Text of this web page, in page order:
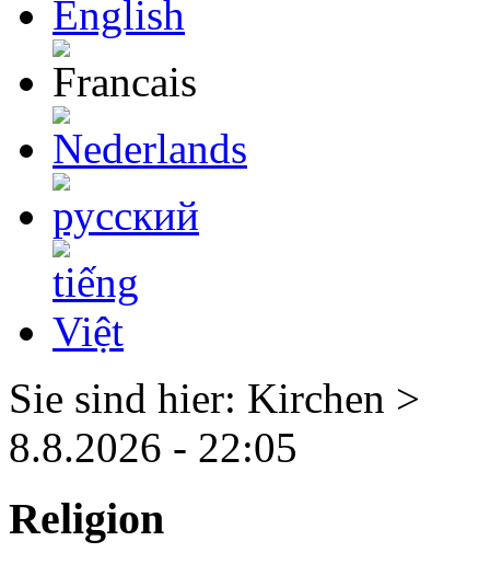
Sie sind hier: Kirchen >
8.8.2026 - 22:05
Religion